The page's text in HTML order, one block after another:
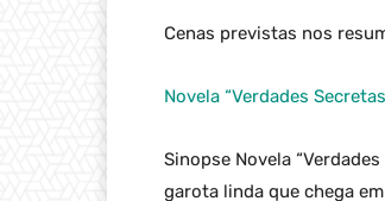
Cenas previstas nos
Novela “Verdades
Sinopse Novela
garota linda que chega